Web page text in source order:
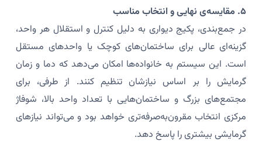
۵. مقایسه‌ی نهایی و انتخاب مناسب
در جمع‌بندی، پکیج دیواری به دلیل کنترل و استقلال هر واحد،
گزینه‌ای عالی برای ساختمان‌های کوچک یا واحدهای مستقل
است. این سیستم به خانواده‌ها امکان می‌دهد که دما و زمان
گرمایش را بر اساس نیازشان تنظیم کنند. از طرفی، برای
مجتمع‌های بزرگ و ساختمان‌هایی با تعداد واحد بالا، شوفاژ
مرکزی انتخاب مقرون‌به‌صرفه‌تری خواهد بود و می‌تواند نیازهای
گرمایشی بیشتری را پاسخ دهد.